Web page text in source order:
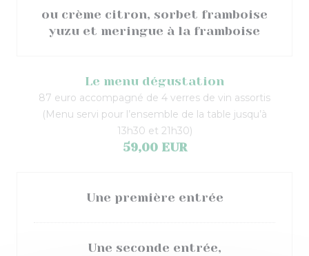
ou crème citron, sorbet framboise
yuzu et meringue à la framboise
Le menu dégustation
87 euro accompagné de 4 verres de vin assortis
(Menu servi pour l’ensemble de la table jusqu’à
13h30 et 21h30)
59,00 EUR
Une première entrée
Une seconde entrée,